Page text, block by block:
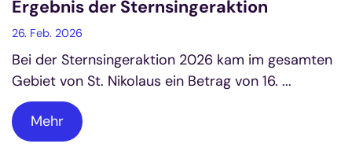
Ergebnis der Sternsingeraktion
26. Feb. 2026
Bei der Sternsingeraktion 2026 kam im gesamten
Gebiet von St. Nikolaus ein Betrag von 16. ...
Mehr